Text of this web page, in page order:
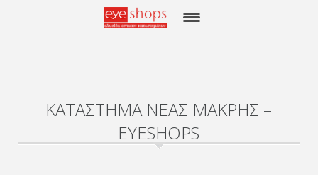
ΚΑΤΑΣΤΗΜΑΤΑΚΑΤΑΣΤΗΜΑ ΝΕΑΣ ΜΑΚΡΗΣ –
EYESHOPS